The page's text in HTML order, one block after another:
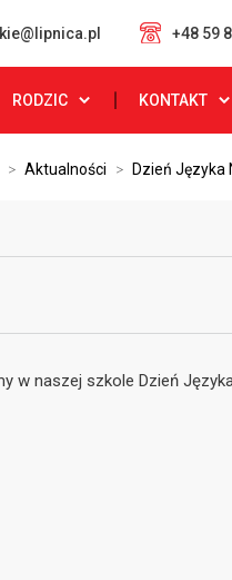
+48 59
RODZIC KONTAKT
> Aktualności > Dzień Języka
w naszej szkole Dzień